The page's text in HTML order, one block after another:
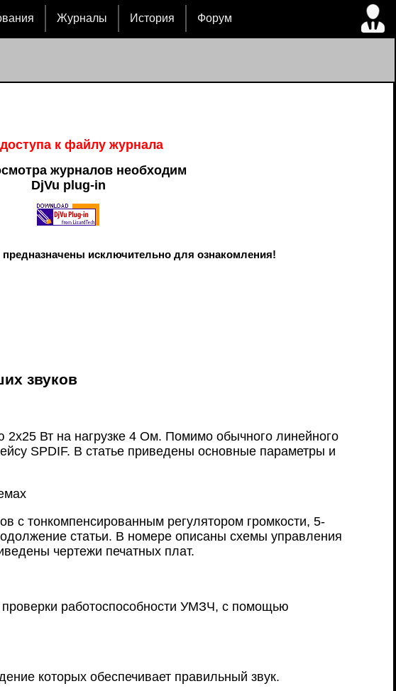
Журналы История Форум
к файлу журнала
журналов необходим
DjVu plug-in
исключительно для ознакомления!
звуков
Вт на нагрузке 4 Ом. Помимо обычного линейного
SPDIF. В статье приведены основные параметры и
с тонкомпенсированным регулятором громкости, 5-
статьи. В номере описаны схемы управления
чертежи печатных плат.
работоспособности УМЗЧ, с помощью
которых обеспечивает правильный звук.